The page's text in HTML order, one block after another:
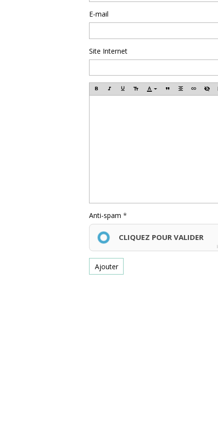
E-mail
Site Internet
Anti-spam
CLIQUEZ POUR VALIDER
Ajouter